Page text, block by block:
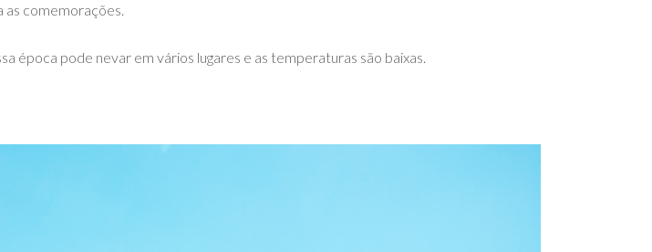
as comemorações.
época pode nevar em vários lugares e as temperaturas são baixas.